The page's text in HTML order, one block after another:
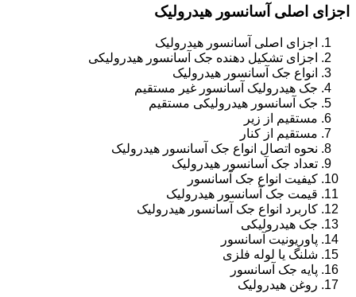
اجزای اصلی آسانسور هیدرولیک
اجزای اصلی آسانسور هیدرولیک
اجزای تشکیل دهنده جک آسانسور هیدرولیکی
انواع جک آسانسور هیدرولیک
جک هیدرولیک آسانسور غیر مستقیم
جک آسانسور هیدرولیکی مستقیم
مستقیم از زیر
مستقیم از کنار
نحوه اتصال انواع جک آسانسور هیدرولیک
تعداد جک آسانسور هیدرولیک
کیفیت انواع جک آسانسور
قیمت جک آسانسور هیدرولیک
کاربرد انواع جک آسانسور هیدرولیک
جک هیدرولیکی
پاوریونیت آسانسور
شلنگ یا لوله فلزی
پایه جک آسانسور
روغن هیدرولیک